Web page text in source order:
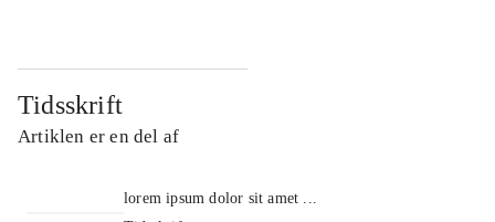
Tidsskrift
Artiklen er en del af
lorem ipsum dolor sit amet ...